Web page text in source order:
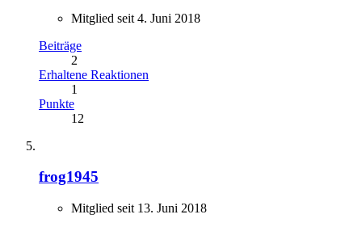
Mitglied seit 4. Juni 2018
Beiträge
2
Erhaltene Reaktionen
1
Punkte
12
frog1945
Mitglied seit 13. Juni 2018